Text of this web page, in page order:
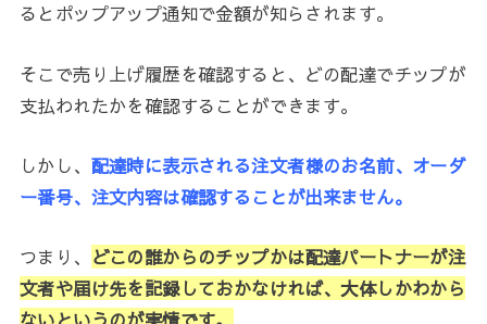
るとポップアップ通知で金額が知らされます。
そこで売り上げ履歴を確認すると、どの配達でチップが
支払われたかを確認することができます。
しかし、 配達時に表示される注文者様のお名前、オーダ
ー番号、注文内容は確認することが出来ません。
つまり、
どこの誰からのチップかは配達パートナーが注
文者や届け先を記録しておかなければ、大体しかわから